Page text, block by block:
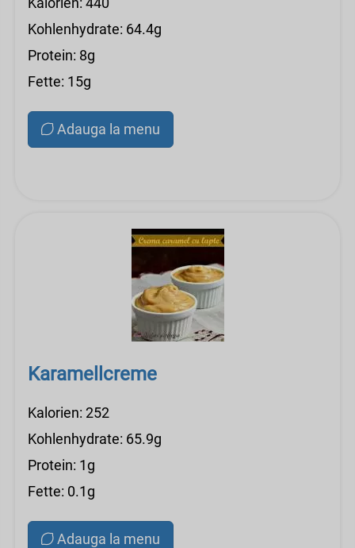
Kohlenhydrate: 64.4g
Protein: 8g
Fette: 15g
Adauga la menu
Karamellcreme
Kalorien: 252
Kohlenhydrate: 65.9g
Protein: 1g
Fette: 0.1g
Adauga la menu